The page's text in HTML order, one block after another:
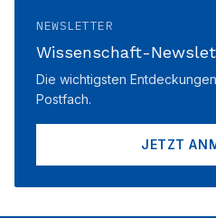
NEWSLETTER
Wissenschaft-
Die wichtigsten
Postfach.
JETZT